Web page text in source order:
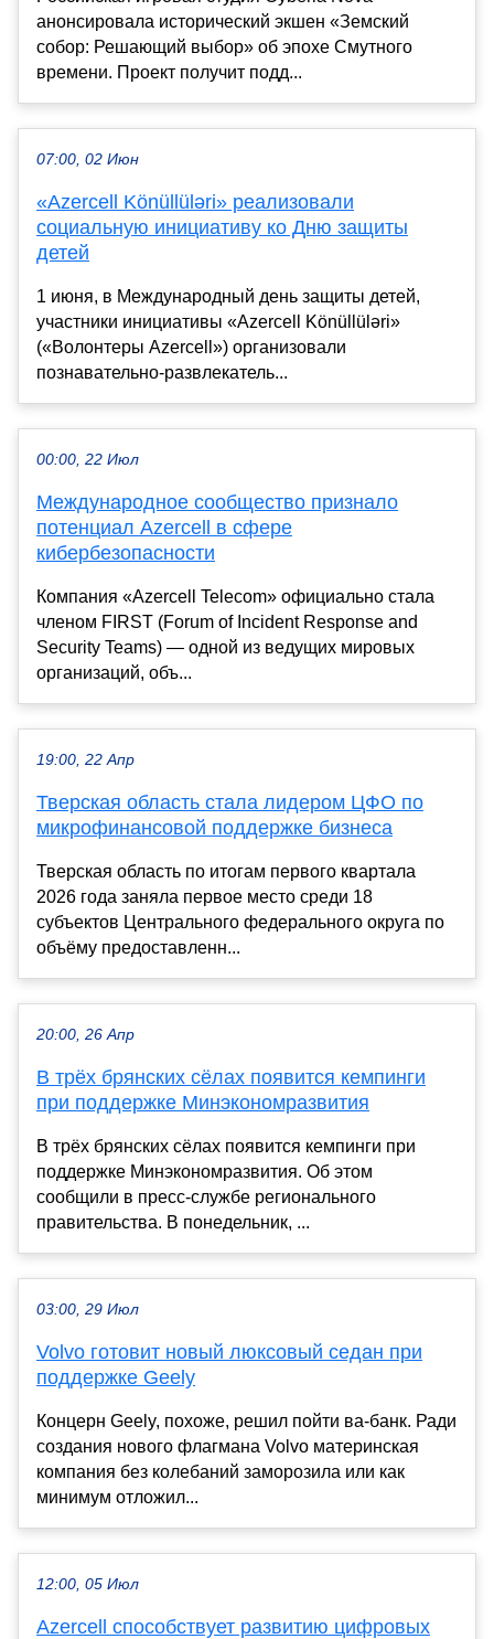
анонсировала исторический экшен «Земский
собор: Решающий выбор» об эпохе Смутного
времени. Проект получит подд...
07:00, 02 Июн
«Azercell Könüllüləri» реализовали
социальную инициативу ко Дню защиты
детей
1 июня, в Международный день защиты детей,
участники инициативы «Azercell Könüllüləri»
(«Волонтеры Azercell») организовали
познавательно-развлекатель...
00:00, 22 Июл
Международное сообщество признало
потенциал Azercell в сфере
кибербезопасности
Компания «Azercell Telecom» официально стала
членом FIRST (Forum of Incident Response and
Security Teams) — одной из ведущих мировых
организаций, объ...
19:00, 22 Апр
Тверская область стала лидером ЦФО по
микрофинансовой поддержке бизнеса
Тверская область по итогам первого квартала
2026 года заняла первое место среди 18
субъектов Центрального федерального округа по
объёму предоставленн...
20:00, 26 Апр
В трёх брянских сёлах появится кемпинги
при поддержке Минэкономразвития
В трёх брянских сёлах появится кемпинги при
поддержке Минэкономразвития. Об этом
сообщили в пресс-службе регионального
правительства. В понедельник, ...
03:00, 29 Июл
Volvo готовит новый люксовый седан при
поддержке Geely
Концерн Geely, похоже, решил пойти ва-банк. Ради
создания нового флагмана Volvo материнская
компания без колебаний заморозила или как
минимум отложил...
12:00, 05 Июл
Azercell способствует развитию цифровых